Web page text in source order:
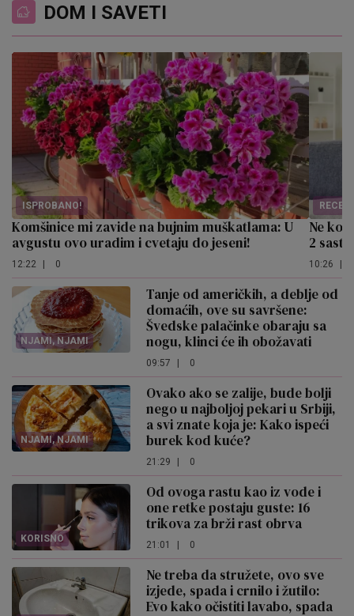
DOM I SAVETI
ISPROBANO!
Komšinice mi zavide na bujnim muškatlama: U
avgustu ovo uradim i cvetaju do jeseni!
12:22 0
Ne
2
10:26
NJAMI, NJAMI
Tanje od američkih, a deblje od
domaćih, ove su savršene:
Švedske palačinke obaraju sa
nogu, klinci će ih obožavati
09:57 0
NJAMI, NJAMI
Ovako ako se zalije, bude bolji
nego u najboljoj pekari u Srbiji,
a svi znate koja je: Kako ispeći
burek kod kuće?
21:29 0
KORISNO
Od ovoga rastu kao iz vode i
one retke postaju guste: 16
trikova za brži rast obrva
21:01 0
Ne treba da stružete, ovo sve
izjede, spada i crnilo i žutilo:
Evo kako očistiti lavabo, spada